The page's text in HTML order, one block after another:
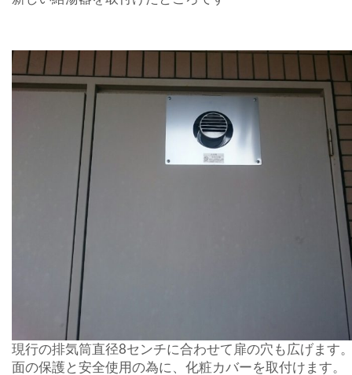
現行の排気筒直径8センチに合わせて扉の穴も広げます
面の保護と安全使用の為に、化粧カバーを取付けます。